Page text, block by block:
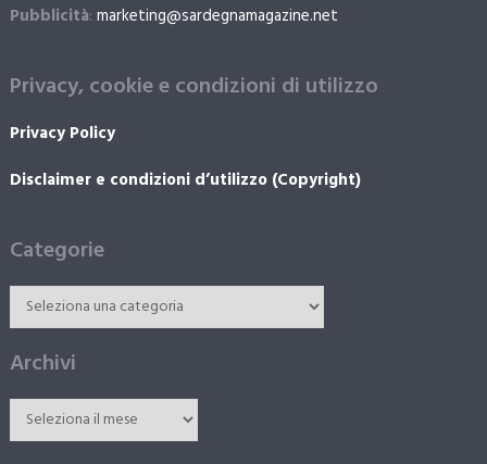
Pubblicità: marketing@sardegnamagazine.net
Privacy, cookie e condizioni di utilizzo
Privacy Policy
Disclaimer e condizioni d’utilizzo (Copyright)
Categorie
Archivi